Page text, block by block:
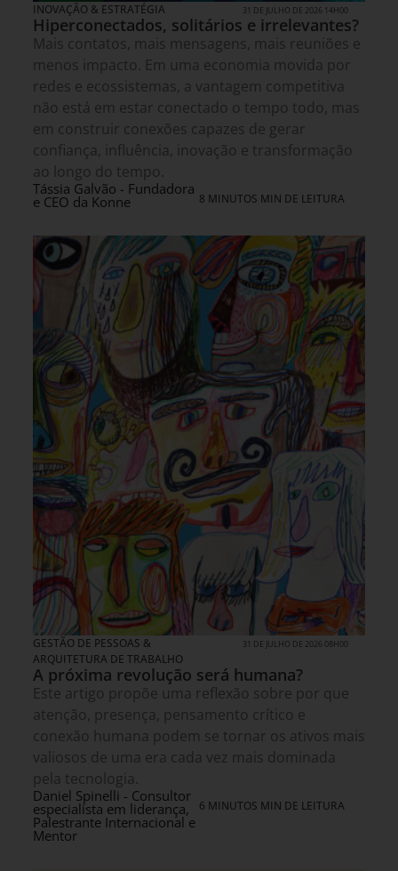
INOVAÇÃO & ESTRATÉGIA 31 DE JULHO DE 2026 14H00
Hiperconectados, solitários e irrelevantes?
Mais contatos, mais mensagens, mais reuniões e
menos impacto. Em uma economia movida por
redes e ecossistemas, a vantagem competitiva
não está em estar conectado o tempo todo, mas
em construir conexões capazes de gerar
confiança, influência, inovação e transformação
ao longo do tempo.
Tássia Galvão - Fundadora
e CEO da Konne 8 MINUTOS MIN DE LEITURA
GESTÃO DE PESSOAS &
ARQUITETURA DE TRABALHO
31 DE JULHO DE 2026 08H00
A próxima revolução será humana?
Este artigo propõe uma reflexão sobre por que
atenção, presença, pensamento crítico e
conexão humana podem se tornar os ativos mais
valiosos de uma era cada vez mais dominada
pela tecnologia.
Daniel Spinelli - Consultor
especialista em liderança,
Palestrante Internacional e
Mentor
6 MINUTOS MIN DE LEITURA